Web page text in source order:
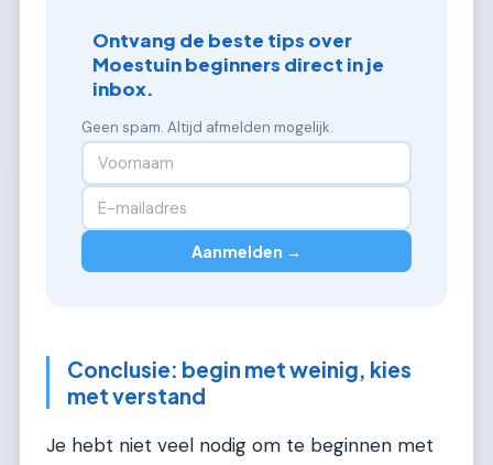
Ontvang de beste tips over
Moestuin beginners direct in je
inbox.
Geen spam. Altijd afmelden mogelijk.
Aanmelden →
Conclusie: begin met weinig, kies
met verstand
Je hebt niet veel nodig om te beginnen met